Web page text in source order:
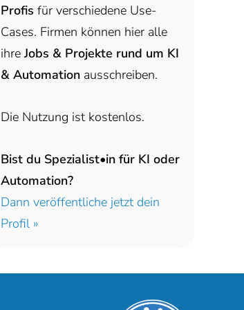
Profis für verschiedene Use-
Cases. Firmen können hier alle
ihreJobs & Projekte rund um KI
& Automation ausschreiben.
Die Nutzung ist kostenlos.
Bist du Spezialist•in für KI oder
Automation?
Dann veröffentliche jetzt dein
Profil »